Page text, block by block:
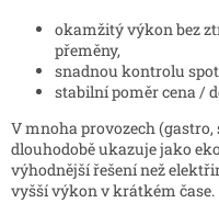
okamžitý výkon bez
přeměny,
snadnou kontrolu
stabilní poměr cena /
V mnoha provozech (gastro,
dlouhodobě ukazuje jako
výhodnější řešení než
vyšší výkon v krátkém čase.